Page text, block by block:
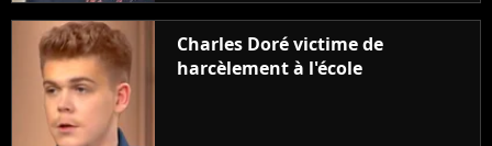
Charles Doré victime de
harcèlement à l'école